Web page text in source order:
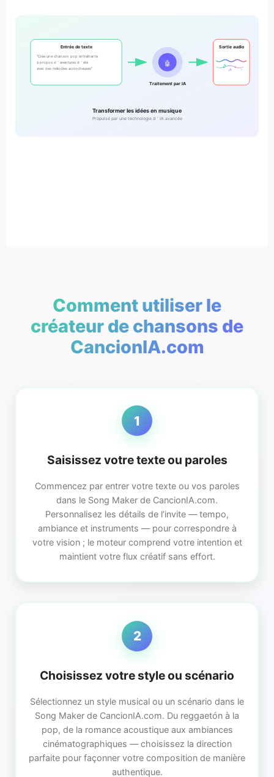
Entrée de texte
"Crée une chanson pop entraînante
à propos d＇aventures d＇été
avec des mélodies accrocheuses"
🤖
Traitement par IA
Sortie audio
🎵
🎶
♪ ♫
Transformer les idées en musique
Propulsé par une technologie d＇IA avancée
Comment utiliser le
créateur de chansons de
CancionIA.com
1
Saisissez votre texte ou paroles
Commencez par entrer votre texte ou vos paroles
dans le Song Maker de CancionIA.com.
Personnalisez les détails de l’invite — tempo,
ambiance et instruments — pour correspondre à
votre vision ; le moteur comprend votre intention et
maintient votre flux créatif sans effort.
2
Choisissez votre style ou scénario
Sélectionnez un style musical ou un scénario dans le
Song Maker de CancionIA.com. Du reggaetón à la
pop, de la romance acoustique aux ambiances
cinématographiques — choisissez la direction
parfaite pour façonner votre composition de manière
authentique.